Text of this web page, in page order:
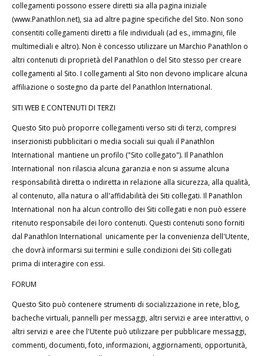
collegamenti possono essere diretti sia alla pagina iniziale
(www.Panathlon.net), sia ad altre pagine specifiche del Sito. Non sono
consentiti collegamenti diretti a file individuali (ad es., immagini, file
multimediali e altro). Non è concesso utilizzare un Marchio Panathlon o
altri contenuti di proprietà del Panathlon o del Sito stesso per creare
collegamenti al Sito. I collegamenti al Sito non devono implicare alcuna
affiliazione o sostegno da parte del Panathlon International.
SITI WEB E CONTENUTI DI TERZI
Questo Sito può proporre collegamenti verso siti di terzi, compresi
inserzionisti pubblicitari o media sociali sui quali il Panathlon
International mantiene un profilo ("Sito collegato"). Il Panathlon
International non rilascia alcuna garanzia e non si assume alcuna
responsabilità diretta o indiretta in relazione alla sicurezza, alla qualità,
al contenuto, alla natura o all'affidabilità dei Siti collegati. Il Panathlon
International non ha alcun controllo dei Siti collegati e non può essere
ritenuto responsabile dei loro contenuti. Questi contenuti sono forniti
dal Panathlon International unicamente per la convenienza dell'Utente,
che dovrà informarsi sui termini e sulle condizioni dei Siti collegati
prima di interagire con essi.
FORUM
Questo Sito può contenere strumenti di socializzazione in rete, blog,
bacheche virtuali, pannelli per messaggi, altri servizi e aree interattivi, o
altri servizi e aree che l'Utente può utilizzare per pubblicare messaggi,
commenti, documenti, foto, informazioni, aggiornamenti, opportunità,